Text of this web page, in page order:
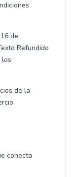
de
Refundido
los
de la
conecta